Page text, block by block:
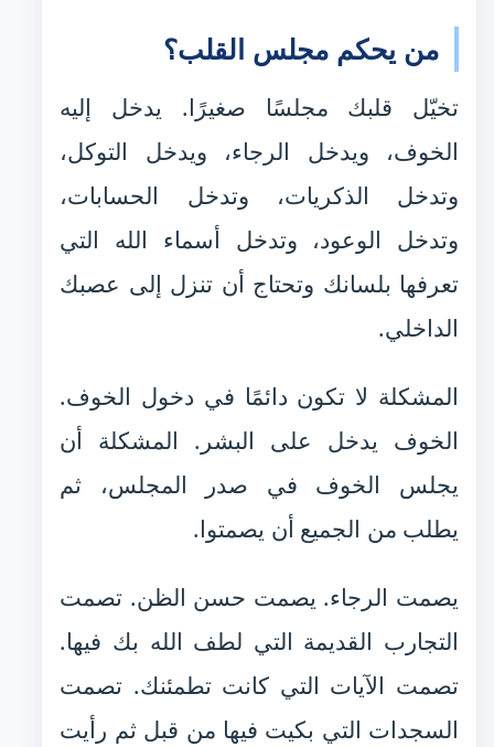
من يحكم مجلس القلب؟
تخيّل قلبك مجلسًا صغيرًا. يدخل إليه
الخوف، ويدخل الرجاء، ويدخل التوكل،
وتدخل الذكريات، وتدخل الحسابات،
وتدخل الوعود، وتدخل أسماء الله التي
تعرفها بلسانك وتحتاج أن تنزل إلى عصبك
الداخلي.
المشكلة لا تكون دائمًا في دخول الخوف.
الخوف يدخل على البشر. المشكلة أن
يجلس الخوف في صدر المجلس، ثم
يطلب من الجميع أن يصمتوا.
يصمت الرجاء. يصمت حسن الظن. تصمت
التجارب القديمة التي لطف الله بك فيها.
تصمت الآيات التي كانت تطمئنك. تصمت
السجدات التي بكيت فيها من قبل ثم رأيت